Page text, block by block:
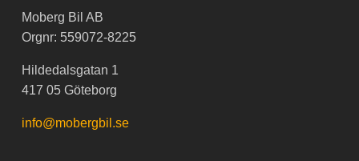
Moberg Bil AB
Orgnr: 559072-8225
Hildedalsgatan 1
417 05 Göteborg
info@mobergbil.se